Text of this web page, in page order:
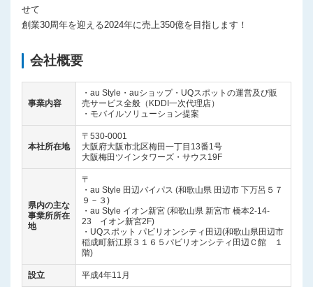
せて
創業30周年を迎える2024年に売上350億を目指します！
会社概要
事業内容
・au Style・auショップ・UQスポットの運営及び販
売サービス全般（KDDI一次代理店）
・モバイルソリューション提案
本社所在地
〒530-0001
大阪府大阪市北区梅田一丁目13番1号
大阪梅田ツインタワーズ・サウス19F
県内の主な
事業所所在
地
〒
・au Style 田辺バイパス (和歌山県 田辺市 下万呂５７
９－３)
・au Style イオン新宮 (和歌山県 新宮市 橋本2-14-
23 イオン新宮2F)
・UQスポット パビリオンシティ田辺(和歌山県田辺市
稲成町新江原３１６５パビリオンシティ田辺Ｃ館 １
階)
設立 平成4年11月